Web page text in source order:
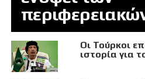
Οι Τούρκοι
ιστορία για